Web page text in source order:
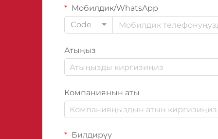
Мобилдик/WhatsApp
Code
Атыңыз
Компаниянын аты
Билдирүү